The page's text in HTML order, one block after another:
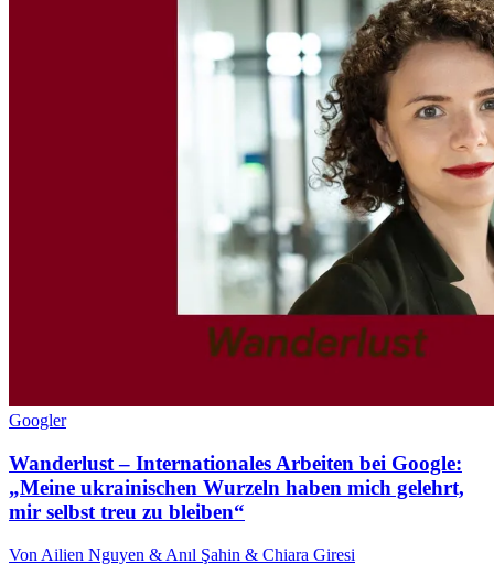
Googler
Wanderlust – Internationales Arbeiten bei Google:
„Meine ukrainischen Wurzeln haben mich gelehrt,
mir selbst treu zu bleiben“
Von Ailien Nguyen & Anıl Şahin & Chiara Giresi